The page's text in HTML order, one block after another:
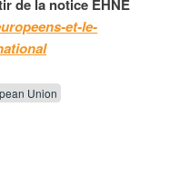
de la notice EHNE
et-le-
Union